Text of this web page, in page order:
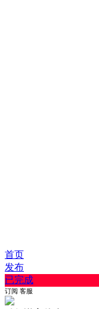
首页
发布
已完成
订阅 客服